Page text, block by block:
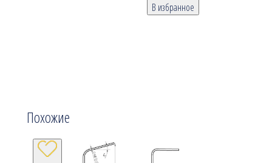
В избранное
Похожие